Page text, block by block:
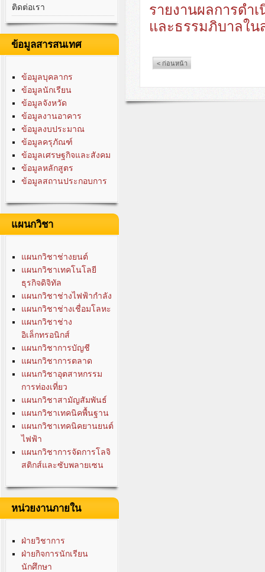
ติดต่อเรา
ข้อมูลสารสนเทศ
ข้อมูลบุคลากร
ข้อมูลนักเรียน
ข้อมูลจังหวัด
ข้อมูลงานอาคาร
ข้อมูลงบประมาณ
ข้อมูลครุภัณฑ์
ข้อมูลเศรษฐกิจและสังคม
ข้อมูลหลักสูตร
ข้อมูลสถานประกอบการ
แผนกวิชา
แผนกวิชาช่างยนต์
แผนกวิชาเทคโนโลยี
ธุรกิจดิจิทัล
แผนกวิชาช่างไฟฟ้ากำลัง
แผนกวิชาช่างเชื่อมโลหะ
แผนกวิชาช่าง
อิเล็กทรอนิกส์
แผนกวิชาการบัญชี
แผนกวิชาการตลาด
แผนกวิชาอุตสาหกรรม
การท่องเที่ยว
แผนกวิชาสามัญสัมพันธ์
แผนกวิชาเทคนิคพื้นฐาน
แผนกวิชาเทคนิคยานยนต์
ไฟฟ้า
แผนกวิชาการจัดการโลจิ
สติกส์และซับพลายเซน
หน่วยงานภายใน
ฝ่ายวิชาการ
ฝ่ายกิจการนักเรียน
นักศึกษา
รายงานผลการดำ
และธรรมภิบาลใ
< ก่อนหน้า